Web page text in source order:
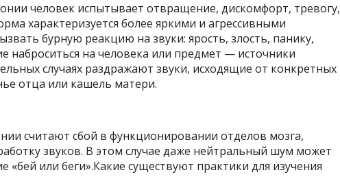
человек испытывает отвращение, дискомфорт, тревогу,
характеризуется более яркими и агрессивными
бурную реакцию на звуки: ярость, злость, панику,
наброситься на человека или предмет — источники
случаях раздражают звуки, исходящие от конкретных
отца или кашель матери.
считают сбой в функционировании отделов мозга,
звуков. В этом случае даже нейтральный шум может
«бей или беги».Какие существуют практики для изучения